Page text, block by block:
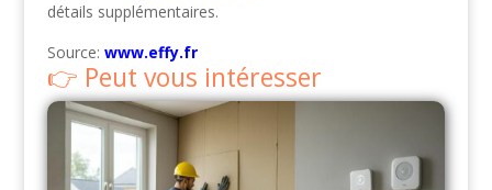
détails supplémentaires.
Source: www.effy.fr
Peut vous intéresser